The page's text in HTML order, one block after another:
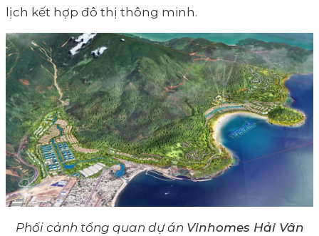
lịch kết hợp đô thị thông minh.
Phối cảnh tổng quan dự án Vinhomes Hải Vân